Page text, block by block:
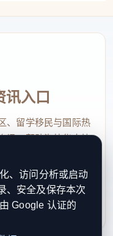
入口
、留学移民与国际热
讯，帮助海外华人快
处理站务、投稿与权
、访问分析或启动
、安全及保存本次
Google 认证的